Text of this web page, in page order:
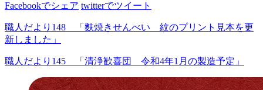
Facebookでシェア twitterでツイート
職人だより148 「麩焼きせんべい 紋のプリント見本を更
新しました」
職人だより145 「清浄歓喜団 令和4年1月の製造予定」